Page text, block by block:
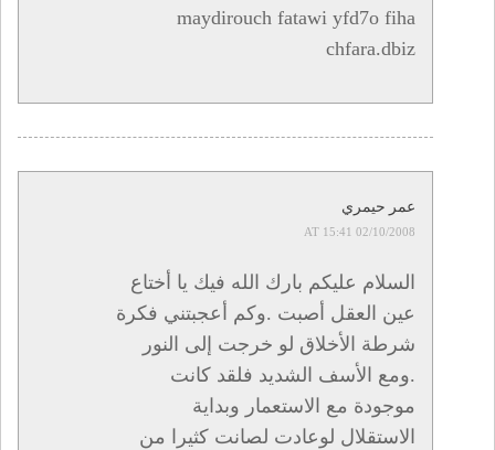
maydirouch fatawi yfd7o fiha
chfara.dbiz
عمر حيمري
02/10/2008 AT 15:41
السلام عليكم بارك الله فيك يا أختاع
عين العقل أصبت .وكم أعجبتني فكرة
شرطة الأخلاق لو خرجت إلى النور
.ومع الأسف الشديد فلقد كانت
موجودة مع الاستعمار وبداية
الاستقلال لوعادت لصانت كثيرا من